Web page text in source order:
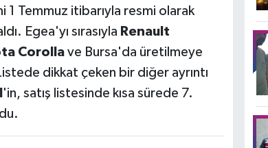
1 Temmuz itibarıyla resmi olarak
Egea'yı sırasıyla Renault
Corollave Bursa'da üretilmeye
dikkat çeken bir diğer ayrıntı
'in, satış listesinde kısa sürede 7.